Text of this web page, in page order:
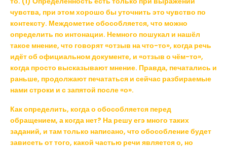
чувства, при этом хорошо бы уточнить это чувство по
контексту. Междометие обособляется, что можно
определить по интонации. Немного пошукал и нашёл
такое мнение, что говорят «отзыв на что-то», когда речь
идёт об официальном документе, и «отзыв о чём-то»,
когда просто высказывают мнение. Правда, печатались и
раньше, продолжают печататься и сейчас разбираемые
нами строки и с запятой после «о».
Как определить, когда о обособляется перед
обращением, а когда нет? На решу егэ много таких
заданий, и там только написано, что обособление будет
зависеть от того, какой частью речи является о, но